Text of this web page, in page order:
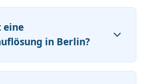
eine
in Berlin?